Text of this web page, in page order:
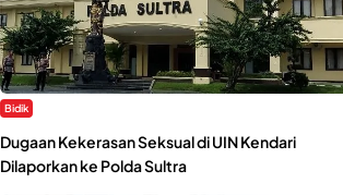
Bidik
Dugaan Kekerasan Seksual di UIN Kendari
Dilaporkan ke Polda Sultra